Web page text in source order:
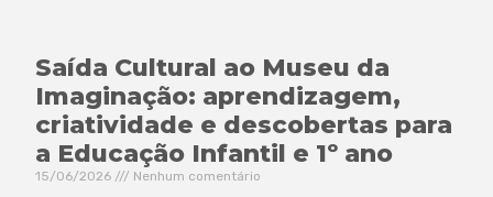
Saída Cultural ao Museu da
Imaginação: aprendizagem,
criatividade e descobertas para
a Educação Infantil e 1º ano
15/06/2026 Nenhum comentário